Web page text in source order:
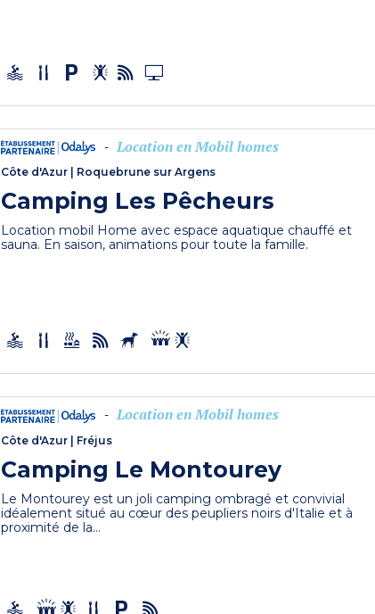
- Location en Mobil homes
Côte d'Azur Roquebrune sur Argens
Camping Les Pêcheurs
Location mobil Home avec espace aquatique chauffé et
sauna. En saison, animations pour toute la famille.
- Location en Mobil homes
Côte d'Azur Fréjus
Camping Le Montourey
Le Montourey est un joli camping ombragé et convivial
idéalement situé au cœur des peupliers noirs d'Italie et à
proximité de la...